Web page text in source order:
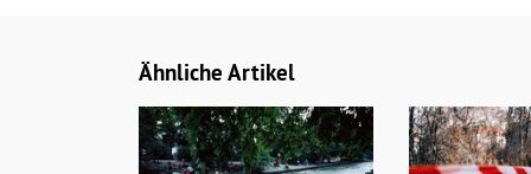
Ähnliche Artikel